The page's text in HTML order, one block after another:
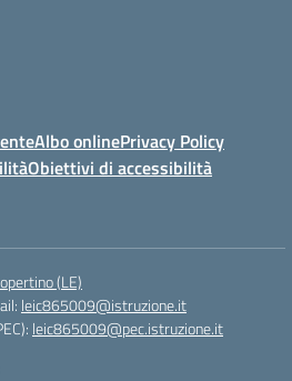
Albo onlinePrivacy Policy
Obiettivi di accessibilità
(LE)
leic865009@istruzione.it
leic865009@pec.istruzione.it